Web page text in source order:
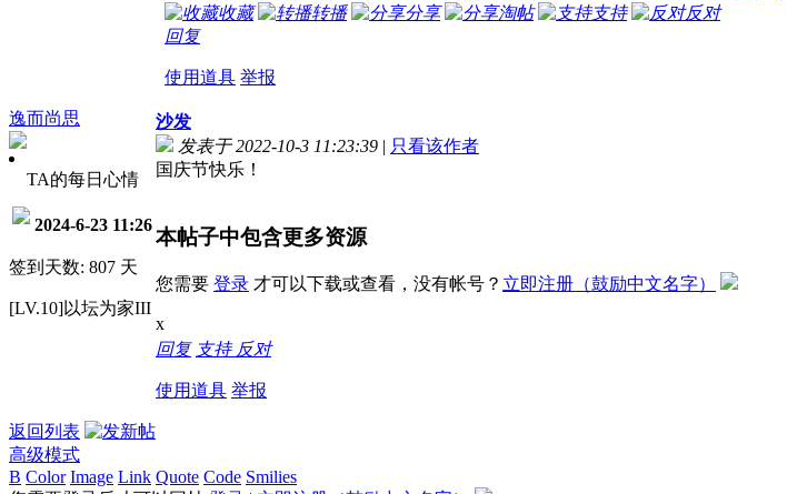
收藏
转播 分享 淘帖 支持
反对
回复
使用道具 举报
逸而尚思
TA的每日心情
2024-6-23 11:26
签到天数: 807 天
[LV.10]以坛为家III
沙发
发表于 2022-10-3 11:23:39 | 只看该作者
国庆节快乐！
本帖子中包含更多资源
您需要 登录 才可以下载或查看，没有帐号？ 立即注册（鼓励中文名字）
x
回复 支持 反对
使用道具 举报
返回列表
高级模式
B Color Image Link Quote Code Smilies